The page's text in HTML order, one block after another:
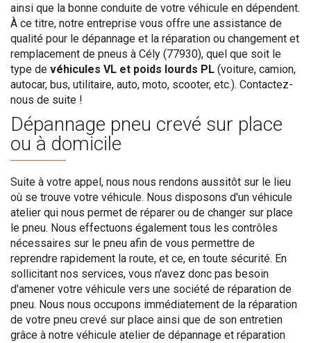
ainsi que la bonne conduite de votre véhicule en dépendent.
À ce titre, notre entreprise vous offre une assistance de
qualité pour le dépannage et la réparation ou changement et
remplacement de pneus à Cély (77930), quel que soit le
type de véhicules VL et poids lourds PL (voiture, camion,
autocar, bus, utilitaire, auto, moto, scooter, etc.). Contactez-
nous de suite !
Dépannage pneu crevé sur place
ou à domicile
Suite à votre appel, nous nous rendons aussitôt sur le lieu
où se trouve votre véhicule. Nous disposons d'un véhicule
atelier qui nous permet de réparer ou de changer sur place
le pneu. Nous effectuons également tous les contrôles
nécessaires sur le pneu afin de vous permettre de
reprendre rapidement la route, et ce, en toute sécurité. En
sollicitant nos services, vous n'avez donc pas besoin
d'amener votre véhicule vers une société de réparation de
pneu. Nous nous occupons immédiatement de la réparation
de votre pneu crevé sur place ainsi que de son entretien
grâce à notre véhicule atelier de dépannage et réparation